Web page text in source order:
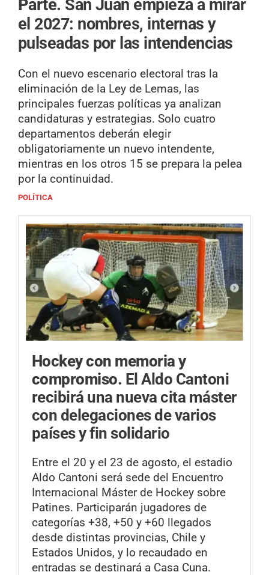
Parte. San Juan empieza a mirar
el 2027: nombres, internas y
pulseadas por las intendencias
Con el nuevo escenario electoral tras la
eliminación de la Ley de Lemas, las
principales fuerzas políticas ya analizan
candidaturas y estrategias. Solo cuatro
departamentos deberán elegir
obligatoriamente un nuevo intendente,
mientras en los otros 15 se prepara la pelea
por la continuidad.
POLÍTICA
Hockey con memoria y
compromiso. El Aldo Cantoni
recibirá una nueva cita máster
con delegaciones de varios
países y fin solidario
Entre el 20 y el 23 de agosto, el estadio
Aldo Cantoni será sede del Encuentro
Internacional Máster de Hockey sobre
Patines. Participarán jugadores de
categorías +38, +50 y +60 llegados
desde distintas provincias, Chile y
Estados Unidos, y lo recaudado en
entradas se destinará a Casa Cuna.